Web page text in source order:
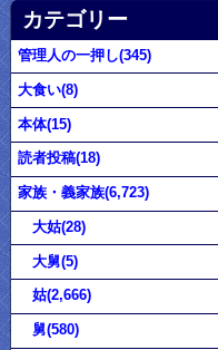
カテゴリー
管理人の一押し(345)
大食い(8)
本体(15)
読者投稿(18)
家族・義家族(6,723)
大姑(28)
大舅(5)
姑(2,666)
舅(580)